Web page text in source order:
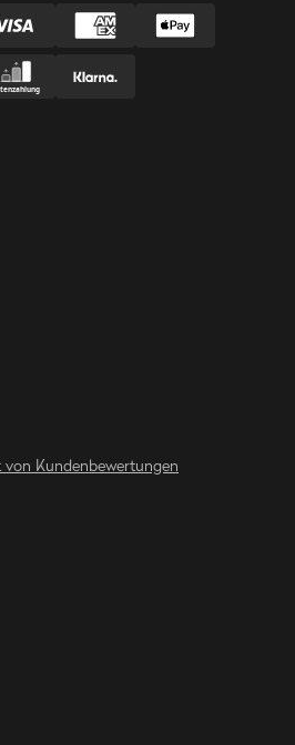
Kundenbewertungen